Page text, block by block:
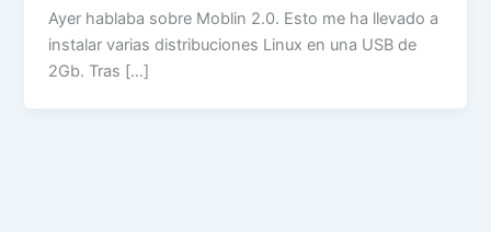
Ayer hablaba sobre Moblin 2.0. Esto me ha llevado a
instalar varias distribuciones Linux en una USB de
2Gb. Tras […]